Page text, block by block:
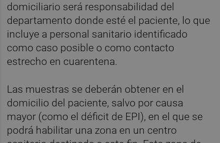
domiciliario será responsabilidad del
departamento donde esté el paciente, lo que
incluye a personal sanitario identificado
como caso posible o como contacto
estrecho en cuarentena.
Las muestras se deberán obtener en el
domicilio del paciente, salvo por causa
mayor (como el déficit de EPI), en el que se
podrá habilitar una zona en un centro